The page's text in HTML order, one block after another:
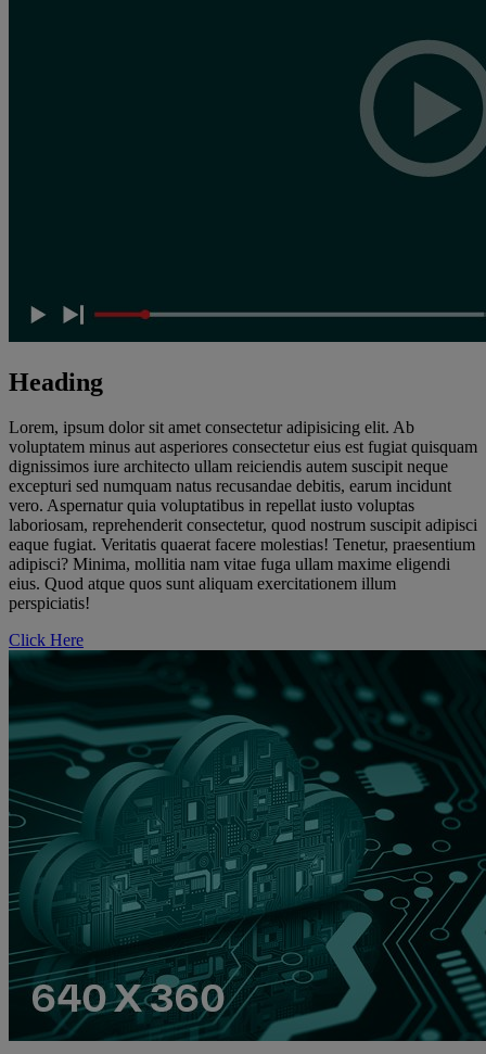
Heading
Lorem, ipsum dolor sit amet consectetur adipisicing elit. Ab
voluptatem minus aut asperiores consectetur eius est fugiat quisquam
dignissimos iure architecto ullam reiciendis autem suscipit neque
excepturi sed numquam natus recusandae debitis, earum incidunt
vero. Aspernatur quia voluptatibus in repellat iusto voluptas
laboriosam, reprehenderit consectetur, quod nostrum suscipit adipisci
eaque fugiat. Veritatis quaerat facere molestias! Tenetur, praesentium
adipisci? Minima, mollitia nam vitae fuga ullam maxime eligendi
eius. Quod atque quos sunt aliquam exercitationem illum
perspiciatis!
Click Here